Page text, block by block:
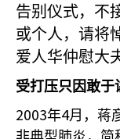
告别仪式，不
或个人，请将
爱人华仲慰大
受打压只因敢于
2003年4月，蒋